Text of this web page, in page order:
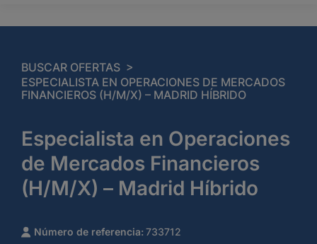
BUSCAR OFERTAS >
ESPECIALISTA EN OPERACIONES DE MERCADOS
FINANCIEROS (H/M/X) – MADRID HÍBRIDO
Especialista en Operaciones
de Mercados Financieros
(H/M/X) – Madrid Híbrido
Número de referencia: 733712